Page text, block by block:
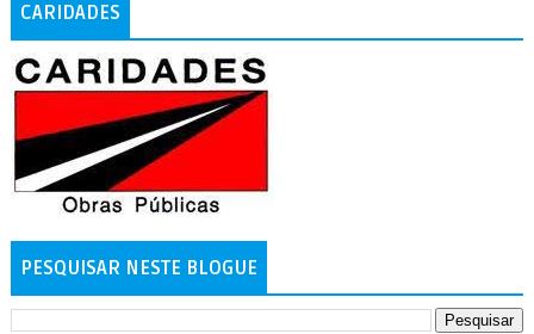
CARIDADES
PESQUISAR NESTE BLOGUE